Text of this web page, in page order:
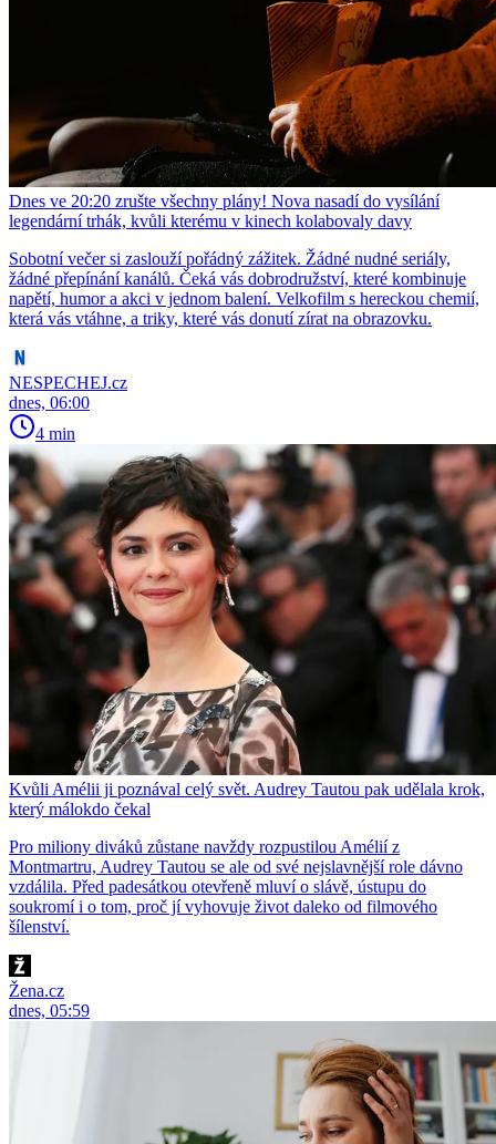
Dnes ve 20:20 zrušte všechny plány! Nova nasadí do vysílání
legendární trhák, kvůli kterému v kinech kolabovaly davy
Sobotní večer si zaslouží pořádný zážitek. Žádné nudné seriály,
žádné přepínání kanálů. Čeká vás dobrodružství, které kombinuje
napětí, humor a akci v jednom balení. Velkofilm s hereckou chemií,
která vás vtáhne, a triky, které vás donutí zírat na obrazovku.
NESPECHEJ.cz
dnes, 06:00
4 min
Kvůli Amélii ji poznával celý svět. Audrey Tautou pak udělala krok,
který málokdo čekal
Pro miliony diváků zůstane navždy rozpustilou Amélií z
Montmartru, Audrey Tautou se ale od své nejslavnější role dávno
vzdálila. Před padesátkou otevřeně mluví o slávě, ústupu do
soukromí i o tom, proč jí vyhovuje život daleko od filmového
šílenství.
Žena.cz
dnes, 05:59